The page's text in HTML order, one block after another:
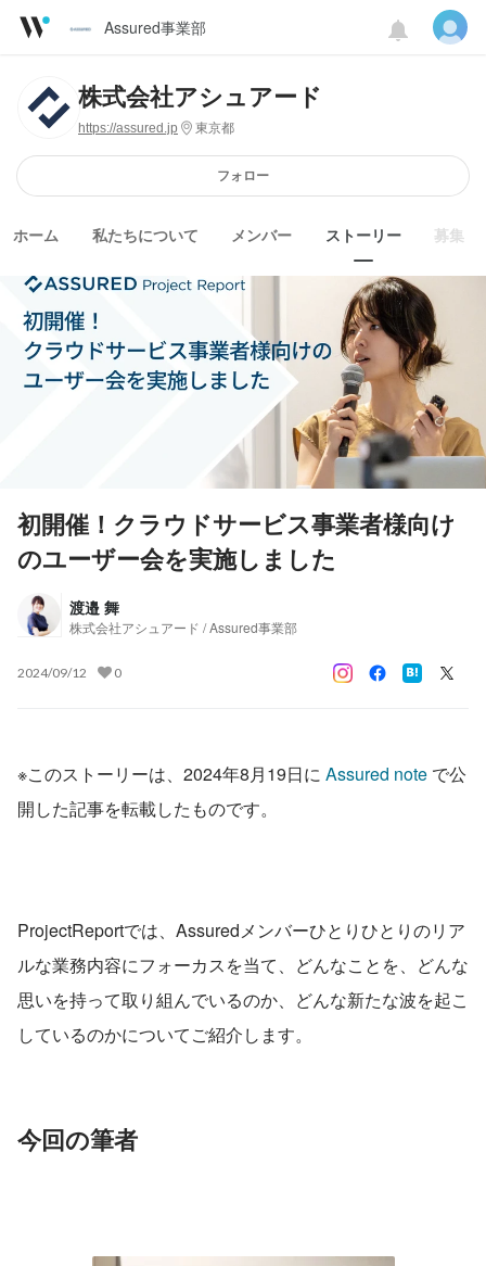
Assured事業部
株式会社アシュアード
https://assured.jp 東京都
フォロー
ホーム 私たちについて メンバー ストーリー 募集
初開催！クラウドサービス事業者様向け
のユーザー会を実施しました
渡邉 舞
株式会社アシュアード / Assured事業部
2024/09/12 0
※このストーリーは、2024年8月19日に Assured note で公
開した記事を転載したものです。
ProjectReportでは、Assuredメンバーひとりひとりのリア
ルな業務内容にフォーカスを当て、どんなことを、どんな
思いを持って取り組んでいるのか、どんな新たな波を起こ
しているのかについてご紹介します。
今回の筆者